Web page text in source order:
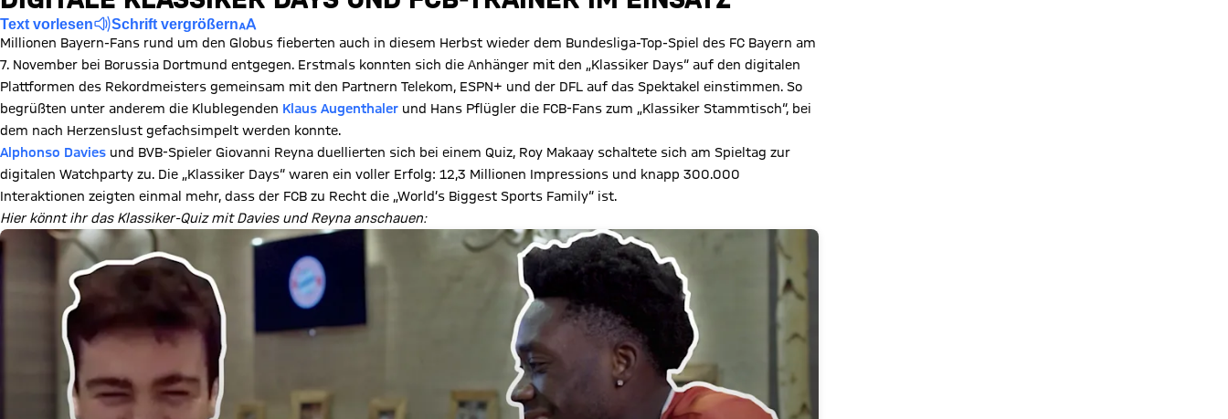
Text vorlesen Schrift vergrößern
Millionen Bayern-Fans rund um den Globus fieberten auch in diesem Herbst wieder dem Bundesliga-Top-Spiel des FC Bayern am
7. November bei Borussia Dortmund entgegen. Erstmals konnten sich die Anhänger mit den „Klassiker Days“ auf den digitalen
Plattformen des Rekordmeisters gemeinsam mit den Partnern Telekom, ESPN+ und der DFL auf das Spektakel einstimmen. So
begrüßten unter anderem die Klublegenden Klaus Augenthaler und Hans Pflügler die FCB-Fans zum „Klassiker Stammtisch“, bei
dem nach Herzenslust gefachsimpelt werden konnte.
Alphonso Davies und BVB-Spieler Giovanni Reyna duellierten sich bei einem Quiz, Roy Makaay schaltete sich am Spieltag zur
digitalen Watchparty zu. Die „Klassiker Days“ waren ein voller Erfolg: 12,3 Millionen Impressions und knapp 300.000
Interaktionen zeigten einmal mehr, dass der FCB zu Recht die „World’s Biggest Sports Family“ ist.
Hier könnt ihr das Klassiker-Quiz mit Davies und Reyna anschauen: